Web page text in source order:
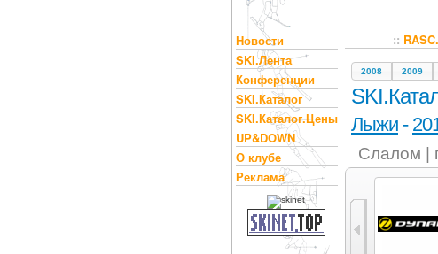
Новости
SKI.Лента
Конференции
SKI.Каталог
SKI.Каталог.Цены
UP&DOWN
О клубе
Реклама
::
2008 2009
Лыжи -
Слалом |